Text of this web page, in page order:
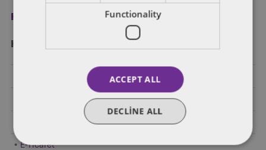
Kayıt ol
Birleşme ve Devralma ve Ortak Girişim
E-Ticaret
Functionality
ACCEPT ALL
DECLINE ALL